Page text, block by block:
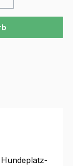
die Schaltflächen